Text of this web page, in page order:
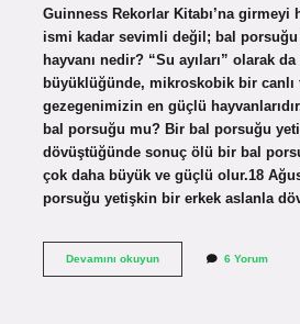
Guinness Rekorlar Kitabı’na girmeyi
ismi kadar sevimli değil; bal porsuğu
hayvanı nedir? “Su ayıları” olarak
büyüklüğünde, mikroskobik bir canlı
gezegenimizin en güçlü
bal porsuğu mu? Bir bal porsuğu
dövüştüğünde sonuç ölü bir bal
çok daha büyük ve güçlü olur.18
porsuğu yetişkin bir erkek aslanla
Devamını okuyunDünyada
6 Yorum